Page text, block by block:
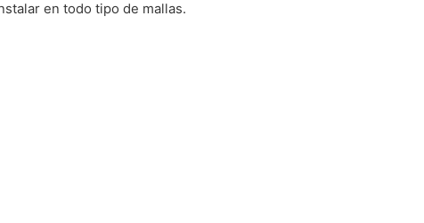
en todo tipo de mallas.